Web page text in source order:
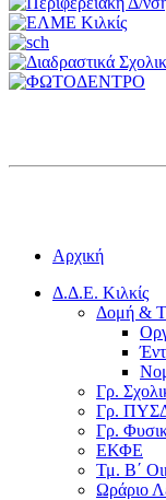
Αρχική
Δ.Δ.Ε. Κιλκίς
Δομή &
Γρ.
Γρ.
Γρ.
ΕΚΦΕ
Τμ. Β΄
Ωράριο